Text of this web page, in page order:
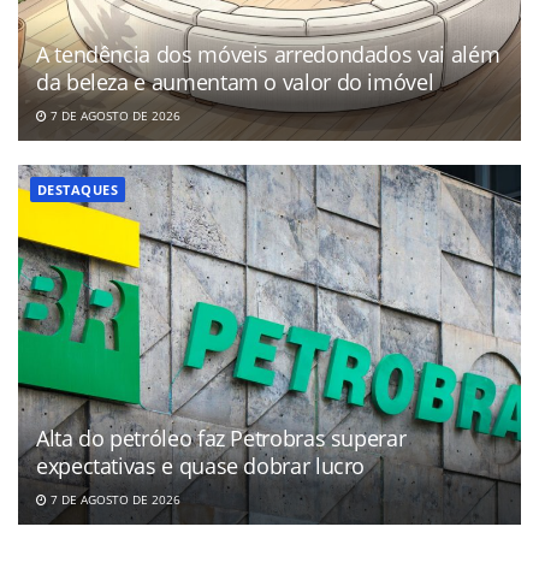
A tendência dos móveis arredondados vai além
da beleza e aumentam o valor do imóvel
7 DE AGOSTO DE 2026
DESTAQUES
Alta do petróleo faz Petrobras superar
expectativas e quase dobrar lucro
7 DE AGOSTO DE 2026